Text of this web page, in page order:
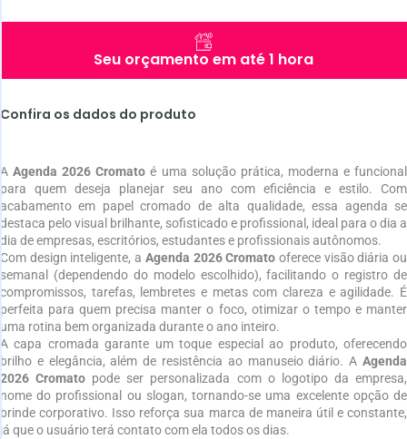
Seu orçamento em até 1 hora
Confira os dados do produto
AAgenda 2026 Cromato é uma solução prática, moderna e funcional
para quem deseja planejar seu ano com eficiência e estilo. Com
acabamento em papel cromado de alta qualidade, essa agenda se
destaca pelo visual brilhante, sofisticado e profissional, ideal para o dia a
dia de empresas, escritórios, estudantes e profissionais autônomos.
Com design inteligente, a Agenda 2026 Cromato oferece visão diária ou
semanal (dependendo do modelo escolhido), facilitando o registro de
compromissos, tarefas, lembretes e metas com clareza e agilidade. É
perfeita para quem precisa manter o foco, otimizar o tempo e manter
uma rotina bem organizada durante o ano inteiro.
A capa cromada garante um toque especial ao produto, oferecendo
brilho e elegância, além de resistência ao manuseio diário. A Agenda
2026 Cromato pode ser personalizada com o logotipo da empresa,
nome do profissional ou slogan, tornando-se uma excelente opção de
brinde corporativo. Isso reforça sua marca de maneira útil e constante,
já que o usuário terá contato com ela todos os dias.